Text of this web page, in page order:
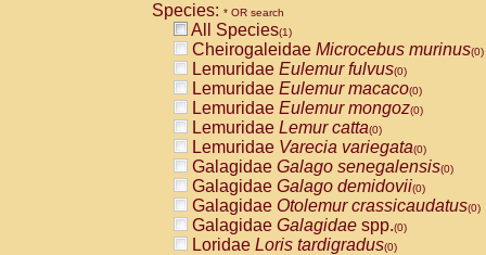
Species: * OR search
All Species(1)
Cheirogaleidae Microcebus murinus(0)
Lemuridae Eulemur fulvus(0)
Lemuridae Eulemur macaco(0)
Lemuridae Eulemur mongoz(0)
Lemuridae Lemur catta(0)
Lemuridae Varecia variegata(0)
Galagidae Galago senegalensis(0)
Galagidae Galago demidovii(0)
Galagidae Otolemur crassicaudatus(0)
Galagidae Galagidae spp.(0)
Loridae Loris tardigradus(0)